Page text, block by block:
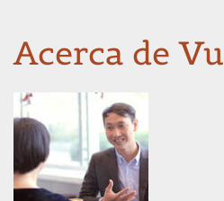
Acerca de Vu